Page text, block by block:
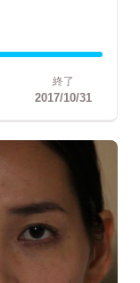
終了
2017/10/31